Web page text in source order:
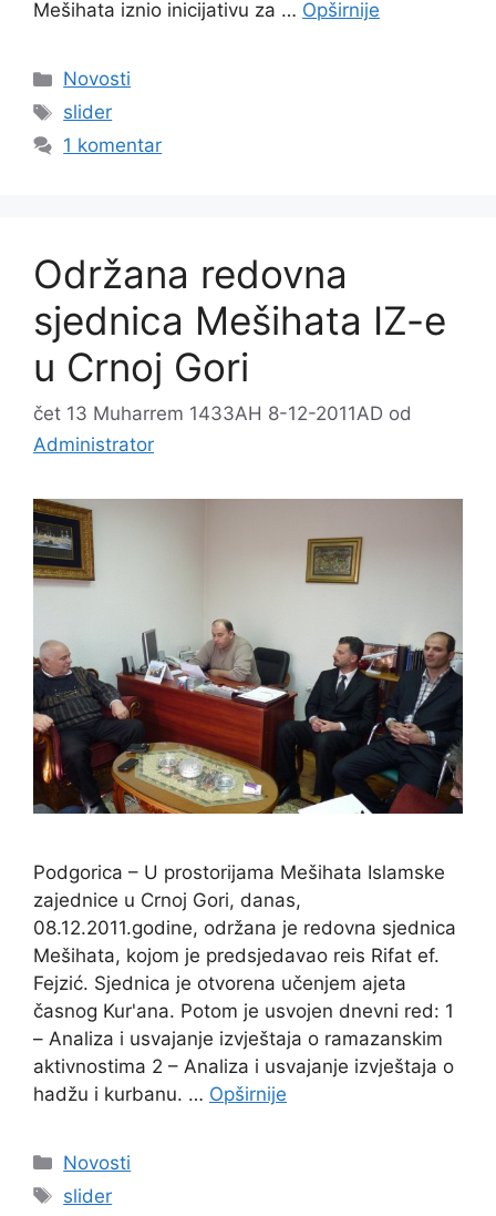
Mešihata iznio inicijativu za … Opširnije
Kategorije
Novosti
Oznake
slider
1 komentar
Održana redovna
sjednica Mešihata IZ-e
u Crnoj Gori
čet 13 Muharrem 1433AH 8-12-2011AD od
Administrator
Podgorica – U prostorijama Mešihata Islamske
zajednice u Crnoj Gori, danas,
08.12.2011.godine, održana je redovna sjednica
Mešihata, kojom je predsjedavao reis Rifat ef.
Fejzić. Sjednica je otvorena učenjem ajeta
časnog Kur'ana. Potom je usvojen dnevni red: 1
– Analiza i usvajanje izvještaja o ramazanskim
aktivnostima 2 – Analiza i usvajanje izvještaja o
hadžu i kurbanu. … Opširnije
Kategorije
Novosti
Oznake
slider